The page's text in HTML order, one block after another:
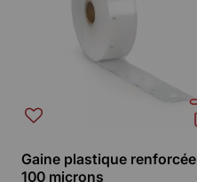
Gaine plastique renforcée
100 microns